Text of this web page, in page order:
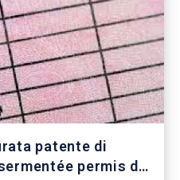
patente di
permis de